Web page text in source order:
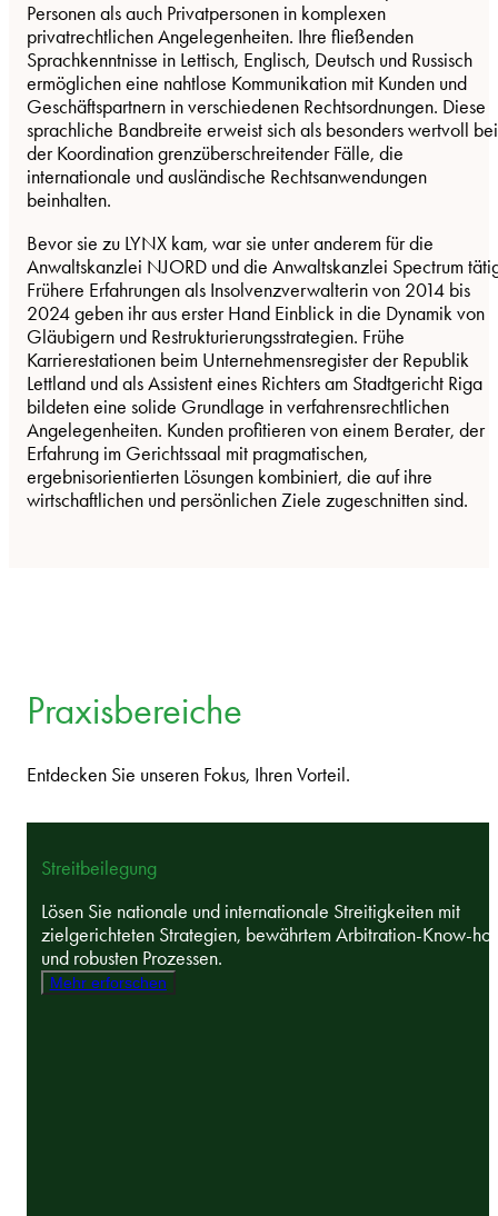
Personen als auch Privatpersonen in komplexen
privatrechtlichen Angelegenheiten. Ihre fließenden
Sprachkenntnisse in Lettisch, Englisch, Deutsch und Russisch
ermöglichen eine nahtlose Kommunikation mit Kunden und
Geschäftspartnern in verschiedenen Rechtsordnungen. Diese
sprachliche Bandbreite erweist sich als besonders wertvoll bei
der Koordination grenzüberschreitender Fälle, die
internationale und ausländische Rechtsanwendungen
beinhalten.
Bevor sie zu LYNX kam, war sie unter anderem für die
Anwaltskanzlei NJORD und die Anwaltskanzlei Spectrum
Frühere Erfahrungen als Insolvenzverwalterin von 2014 bis
2024 geben ihr aus erster Hand Einblick in die Dynamik von
Gläubigern und Restrukturierungsstrategien. Frühe
Karrierestationen beim Unternehmensregister der Republik
Lettland und als Assistent eines Richters am Stadtgericht Riga
bildeten eine solide Grundlage in verfahrensrechtlichen
Angelegenheiten. Kunden profitieren von einem Berater, der
Erfahrung im Gerichtssaal mit pragmatischen,
ergebnisorientierten Lösungen kombiniert, die auf ihre
wirtschaftlichen und persönlichen Ziele zugeschnitten sind.
Praxisbereiche
Entdecken Sie unseren Fokus, Ihren Vorteil.
Streitbeilegung
Lösen Sie nationale und internationale Streitigkeiten mit
zielgerichteten Strategien, bewährtem Arbitration-Know-
und robusten Prozessen.
Mehr erforschen